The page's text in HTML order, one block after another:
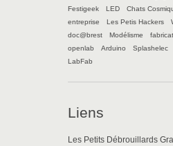
Festigeek
LED Chats
entreprise
Les Petis Hackers
doc@brest
Modélisme
openlab
Arduino Splashelec
LabFab
Liens
Les Petits Débrouillards